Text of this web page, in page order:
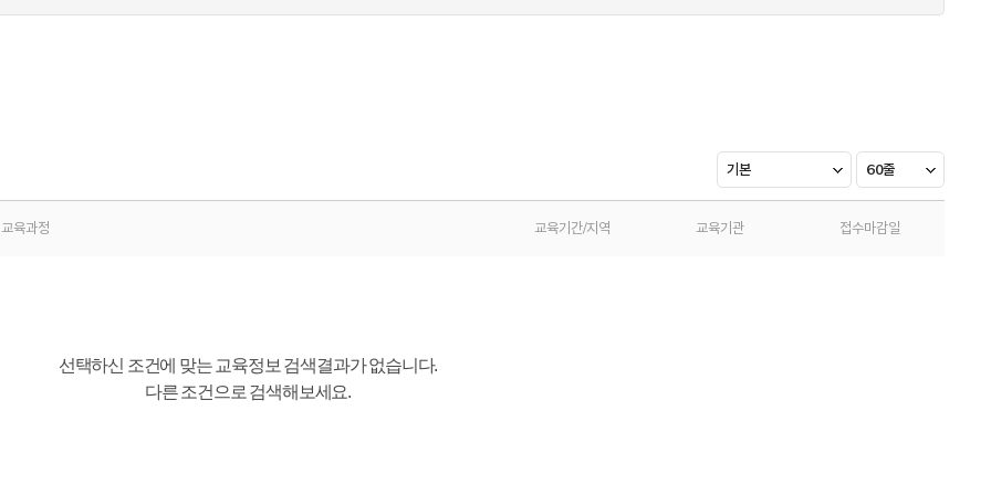
기본 60줄
교육과정 교육기간/지역 교육기관 접수마감일
선택하신 조건에 맞는 교육정보 검색결과가 없습니다.
다른 조건으로 검색해보세요.